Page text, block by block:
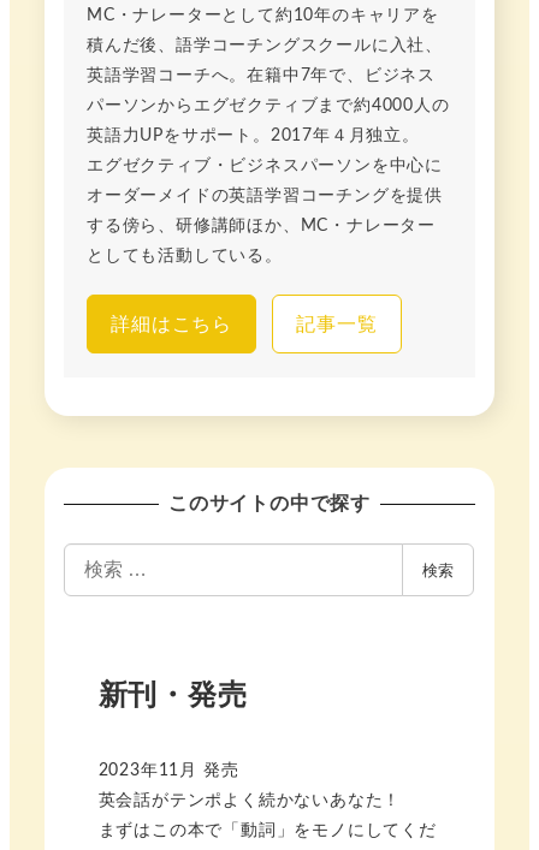
MC・ナレーターとして約10年のキャリアを
積んだ後、語学コーチングスクールに入社、
英語学習コーチへ。在籍中7年で、ビジネス
パーソンからエグゼクティブまで約4000人の
英語力UPをサポート。2017年４月独立。
エグゼクティブ・ビジネスパーソンを中心に
オーダーメイドの英語学習コーチングを提供
する傍ら、研修講師ほか、MC・ナレーター
としても活動している。
詳細はこちら 記事一覧
このサイトの中で探す
検索
新刊・発売
2023年11月 発売
英会話がテンポよく続かないあなた！
まずはこの本で「動詞」をモノにしてくだ